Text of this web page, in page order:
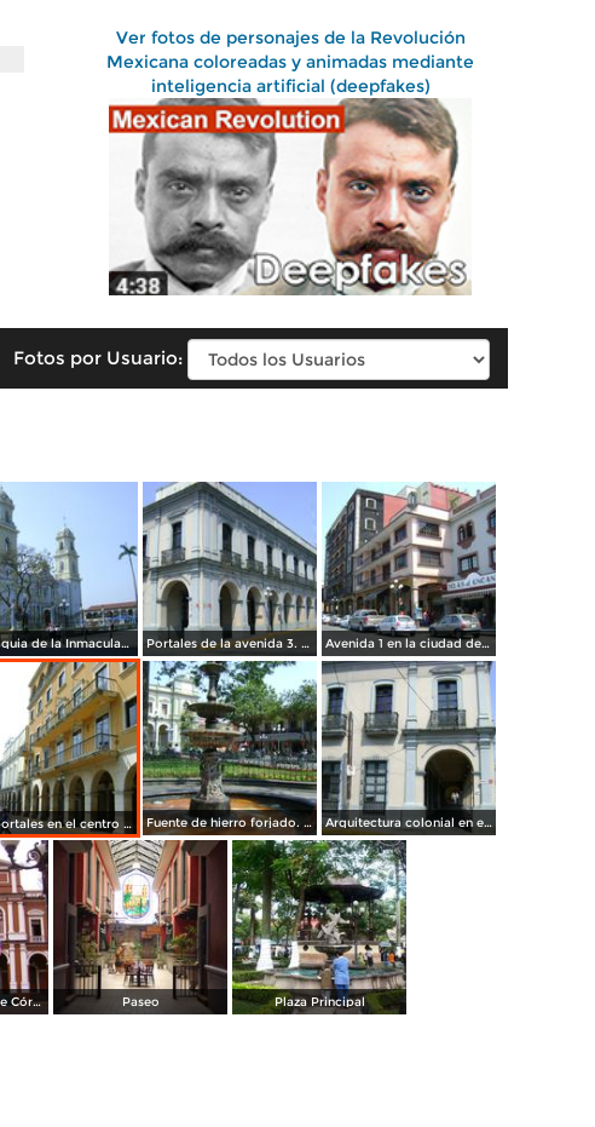
Ver fotos de personajes de la Revolución
Mexicana coloreadas y animadas mediante
inteligencia artificial (deepfakes)
Fotos por Usuario:
Parroquia de la Inmaculada Concepción. Córdoba. Abril/2012 Portales de la avenida 3. Córdoba. Abril/2012 Avenida 1 en la ciudad de Córdoba. Abril/2012
Los portales en el centro de Córdoba. Abril/2012 Fuente de hierro forjado. Córdoba, Veracruz. Abril/2012 Arquitectura colonial en el centro histórico de Córdoba. Abril/2012
Palacio Municipal de Córdoba Paseo Plaza Principal